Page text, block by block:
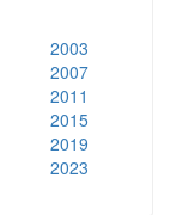
2003
2007
2011
2015
2019
2023